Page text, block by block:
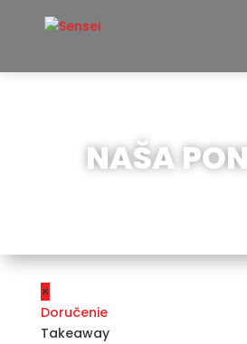
NAŠA
×
Doručenie
Takeaway